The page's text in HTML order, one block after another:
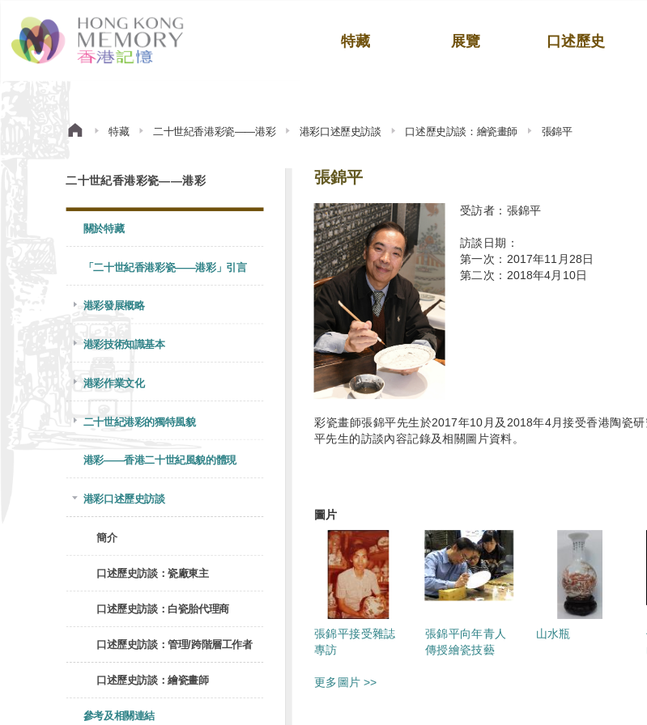
特藏 展覽 口述歷史
特藏 二十世紀香港彩瓷——港彩 港彩口述歷史訪談 口述歷史訪談：繪瓷畫師 張錦平
二十世紀香港彩瓷——港彩
關於特藏
「二十世紀香港彩瓷——港彩」引言
港彩發展概略
港彩技術知識基本
港彩作業文化
二十世紀港彩的獨特風貌
港彩——香港二十世紀風貌的體現
港彩口述歷史訪談
簡介
口述歷史訪談：瓷廠東主
口述歷史訪談：白瓷胎代理商
口述歷史訪談：管理/跨階層工作者
口述歷史訪談：繪瓷畫師
參考及相關連結
張錦平
受訪者：張錦平
訪談日期：
第一次：2017年11月28日
第二次：2018年4月10日
彩瓷畫師張錦平先生於2017年10月及2018年4月接受香港陶瓷
平先生的訪談內容記錄及相關圖片資料。
圖片
張錦平接受雜誌
專訪
張錦平向年青人
傳授繪瓷技藝
山水瓶
更多圖片 >>